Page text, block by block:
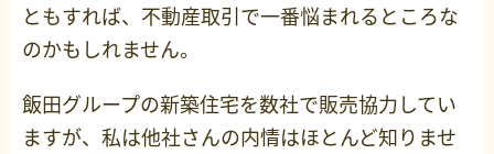
ともすれば、不動産取引で一番悩まれるところな
のかもしれません。
飯田グループの新築住宅を数社で販売協力してい
ますが、私は他社さんの内情はほとんど知りませ